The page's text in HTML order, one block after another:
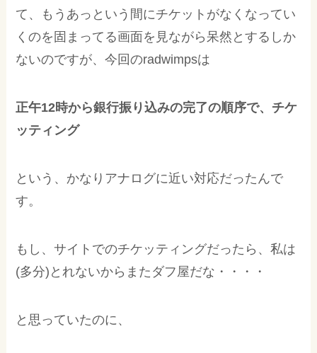
て、もうあっという間にチケットがなくなってい
くのを固まってる画面を見ながら呆然とするしか
ないのですが、今回のradwimpsは
正午12時から銀行振り込みの完了の順序で、チケ
ッティング
という、かなりアナログに近い対応だったんで
す。
もし、サイトでのチケッティングだったら、私は
(多分)とれないからまたダフ屋だな・・・・
と思っていたのに、